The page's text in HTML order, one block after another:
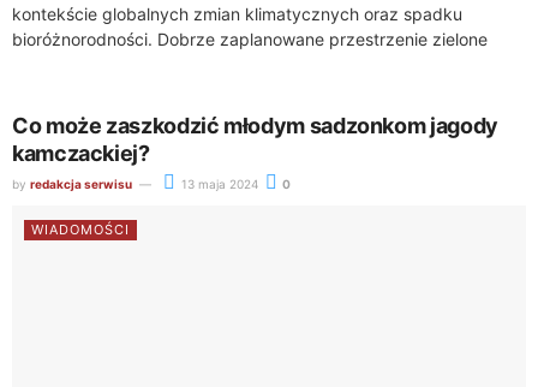
kontekście globalnych zmian klimatycznych oraz spadku
bioróżnorodności. Dobrze zaplanowane przestrzenie zielone
Co może zaszkodzić młodym sadzonkom jagody
kamczackiej?
by redakcja serwisu 13 maja 2024 0
WIADOMOŚCI